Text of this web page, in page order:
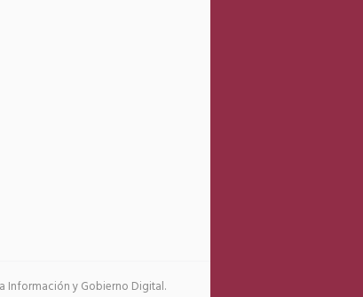
Información y Gobierno Digital.